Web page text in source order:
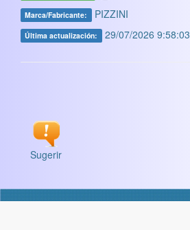
Marca/Fabricante: PIZZINI
Última actualización: 29/07/2026 9:58:03
Sugerir